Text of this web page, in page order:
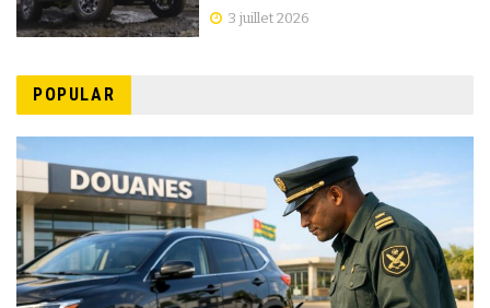
3 juillet 2026
POPULAR